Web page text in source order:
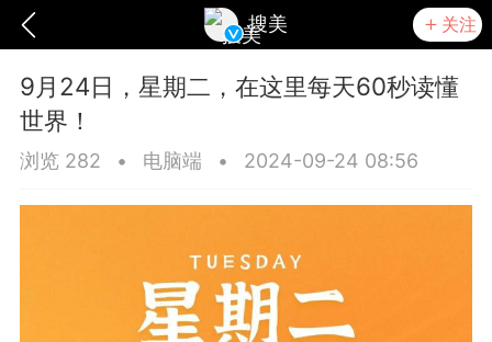
搜美 关注
9月24日，星期二，在这里每天60秒读懂
世界！
浏览 282 • 电脑端 • 2024-09-24 08:56